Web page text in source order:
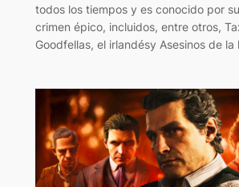
todos los tiempos y es conocido por
crimen épico, incluidos, entre otros,
Goodfellas, el irlandésy Asesinos de